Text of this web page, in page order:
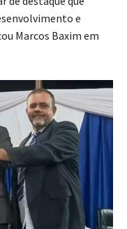
e
Marcos Baxim em